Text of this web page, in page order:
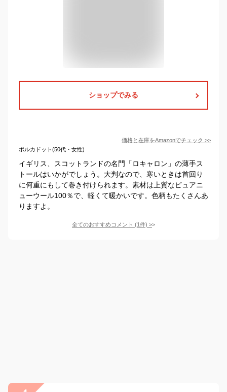
ショップでみる
価格と在庫をAmazonでチェック >>
ポルカドット(50代・女性)
イギリス、スコットランドの名門「ロキャロン」の薄手ス
トールはいかがでしょう。大判なので、寒いときは首回り
に何重にもして巻き付けられます。素材は上質なピュアニ
ューウール100％で、軽くて暖かいです。色柄もたくさんあ
りますよ。
全てのおすすめコメント (1件) >